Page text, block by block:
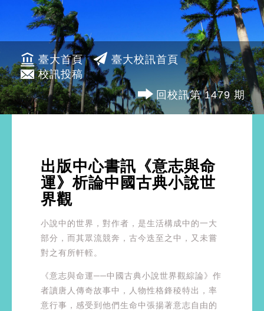
臺大首頁
臺大校訊首頁
校訊投稿
回校訊第 1479 期
出版中心書訊《意志與命
運》析論中國古典小說世
界觀
小說中的世界，對作者，是生活構成中的一大
部分，而其眾流競奔，古今迭至之中，又未嘗
對之有所軒輊。
《意志與命運──中國古典小說世界觀綜論》作
者讀唐人傳奇故事中，人物性格鋒稜特出，率
意行事，感受到他們生命中張揚著意志自由的